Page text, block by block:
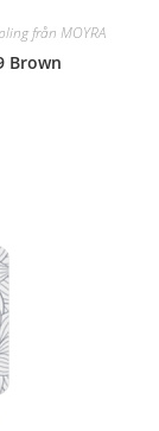
från MOYRA
Brown